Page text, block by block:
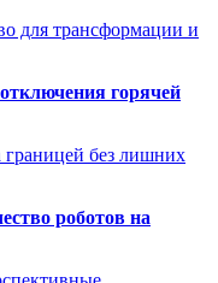
для трансформации и
горячей
границей без лишних
роботов на